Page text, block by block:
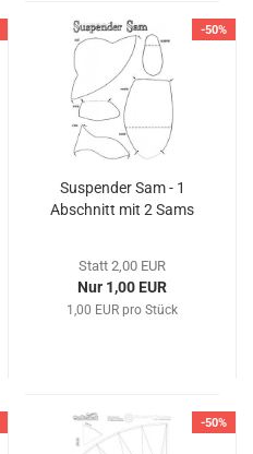
-50%
Suspender Sam - 1
Abschnitt mit 2 Sams
Statt 2,00 EUR
Nur 1,00 EUR
1,00 EUR pro Stück
-50%